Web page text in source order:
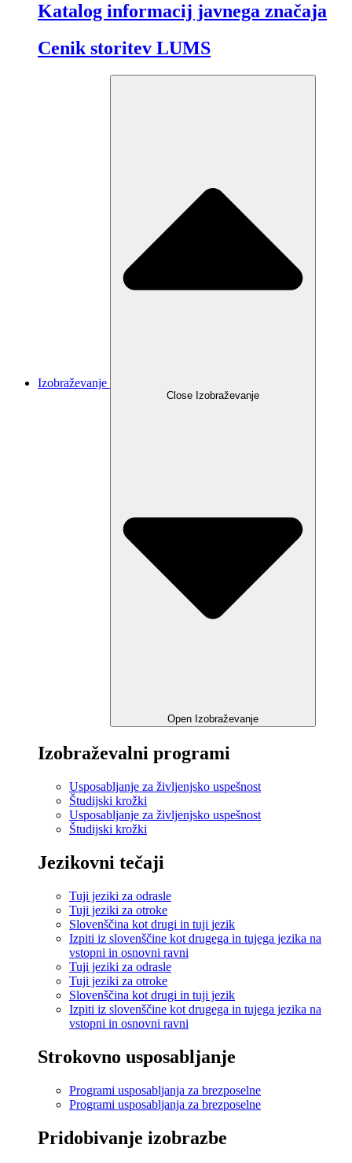
Katalog informacij javnega značaja
Cenik storitev LUMS
Izobraževanje
Close Izobraževanje
Open Izobraževanje
Izobraževalni programi
Usposabljanje za življenjsko uspešnost
Študijski krožki
Usposabljanje za življenjsko uspešnost
Študijski krožki
Jezikovni tečaji
Tuji jeziki za odrasle
Tuji jeziki za otroke
Slovenščina kot drugi in tuji jezik
Izpiti iz slovenščine kot drugega in tujega jezika na
vstopni in osnovni ravni
Tuji jeziki za odrasle
Tuji jeziki za otroke
Slovenščina kot drugi in tuji jezik
Izpiti iz slovenščine kot drugega in tujega jezika na
vstopni in osnovni ravni
Strokovno usposabljanje
Programi usposabljanja za brezposelne
Programi usposabljanja za brezposelne
Pridobivanje izobrazbe